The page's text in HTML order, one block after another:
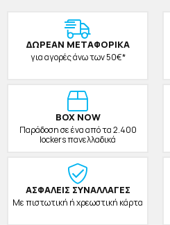
ΔΩΡΕAΝ ΜΕΤΑΦΟΡΙΚΑ
για αγορές άνω των 50€*
BOX NOW
Παράδοση σε ένα από τα 2.400
lockers πανελλαδικά
ΑΣΦΑΛΕΙΣ ΣΥΝΑΛΛΑΓΕΣ
Με πιστωτική ή χρεωστική κάρτα